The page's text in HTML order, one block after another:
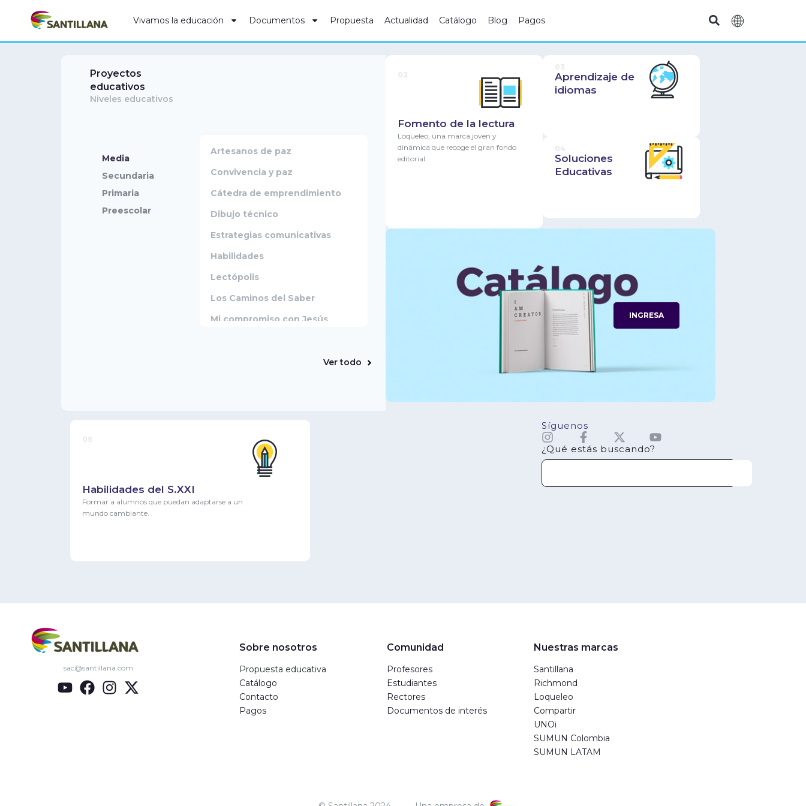
Vivamos la educación Documentos Propuesta Actualidad Catálogo Blog Pagos
Proyectos
educativos
Niveles educativos
Media
Secundaria
Primaria
Preescolar
Artesanos de paz
Convivencia y paz
Cátedra de emprendimiento
Dibujo técnico
Estrategias comunicativas
Habilidades
Lectópolis
Los Caminos del Saber
Mi compromiso con Jesús
Nuevo Diccionario Lengua
Soy creyente
Valores y convivencia
Ver todo
Fomento de la lectura
Loqueleo, una marca joven y
dinámica que recoge el gran fondo
editorial
Aprendizaje de
idiomas
Soluciones
Educativas
INGRESA
Habilidades del S.XXI
Formar a alumnos que puedan adaptarse a un
mundo cambiante.
Síguenos
¿Qué estás buscando?
sac@santillana.com
Sobre nosotros
Propuesta educativa
Catálogo
Contacto
Pagos
Comunidad
Profesores
Estudiantes
Rectores
Documentos de interés
Nuestras marcas
Santillana
Richmond
Loqueleo
Compartir
UNOi
SUMUN Colombia
SUMUN LATAM